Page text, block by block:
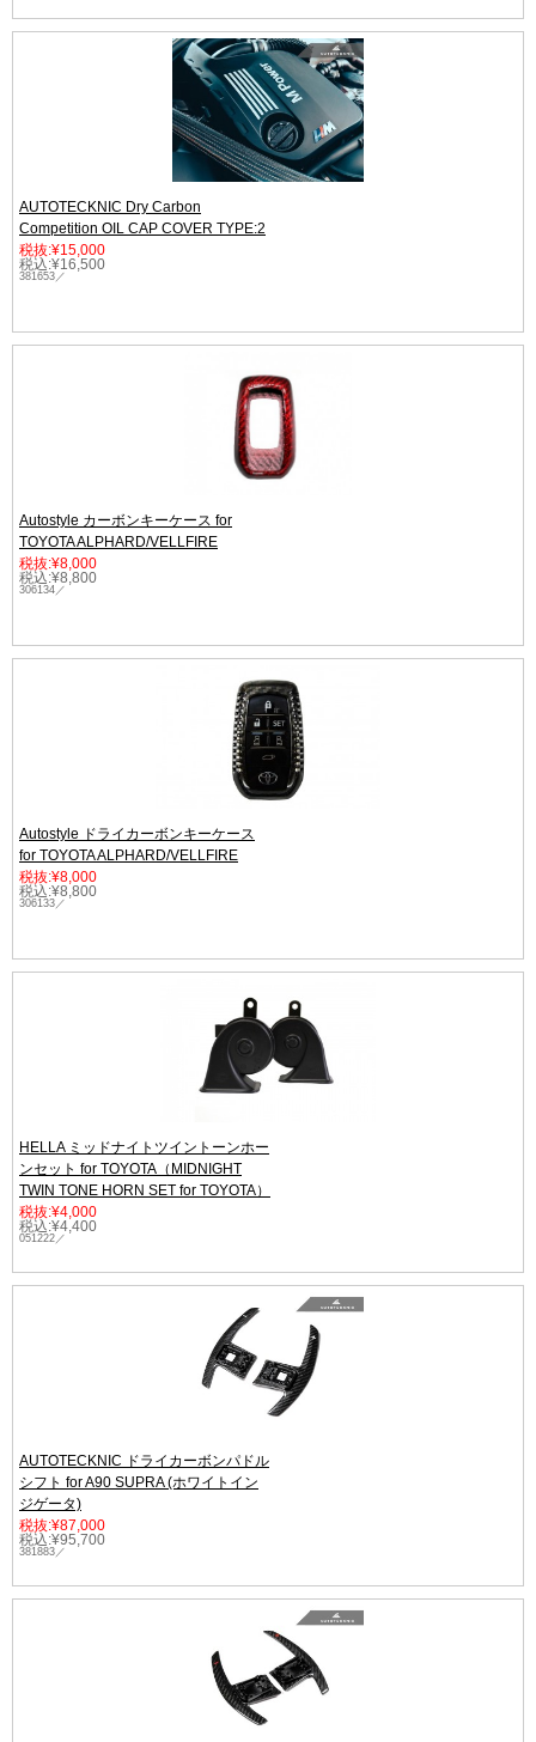
AUTOTECKNIC Dry Carbon
Competition OIL CAP COVER TYPE:2
税抜:¥15,000
税込:¥16,500
381653／
Autostyle カーボンキーケース for
TOYOTA ALPHARD/VELLFIRE
税抜:¥8,000
税込:¥8,800
306134／
Autostyle ドライカーボンキーケース
for TOYOTA ALPHARD/VELLFIRE
税抜:¥8,000
税込:¥8,800
306133／
HELLA ミッドナイトツイントーンホー
ンセット for TOYOTA（MIDNIGHT
TWIN TONE HORN SET for TOYOTA）
税抜:¥4,000
税込:¥4,400
051222／
AUTOTECKNIC ドライカーボンパドル
シフト for A90 SUPRA (ホワイトイン
ジゲータ)
税抜:¥87,000
税込:¥95,700
381883／